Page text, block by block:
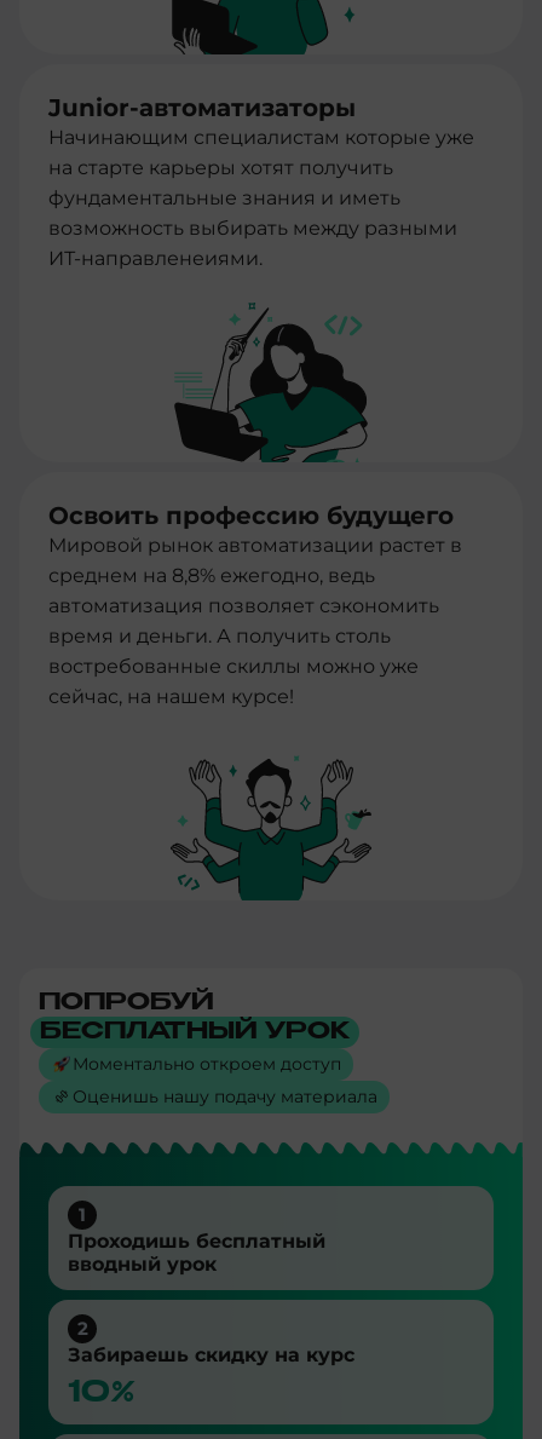
Junior-автоматизаторы
Начинающим специалистам которые уже
на старте карьеры хотят получить
фундаментальные знания и иметь
возможность выбирать между разными
ИТ-направленеиями.
Освоить профессию будущего
Мировой рынок автоматизации растет в
среднем на 8,8% ежегодно, ведь
автоматизация позволяет сэкономить
время и деньги. А получить столь
востребованные скиллы можно уже
сейчас, на нашем курсе!
ПОПРОБУЙ
БЕСПЛАТНЫЙ УРОК
Моментально откроем доступ
Оценишь нашу подачу материала
1
Проходишь бесплатный
вводный урок
2
Забираешь скидку на курс
10%